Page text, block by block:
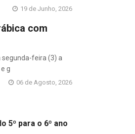
19 de Junho, 2026
com
segunda-feira (3) a
g
06 de Agosto, 2026
5º para o 6º ano